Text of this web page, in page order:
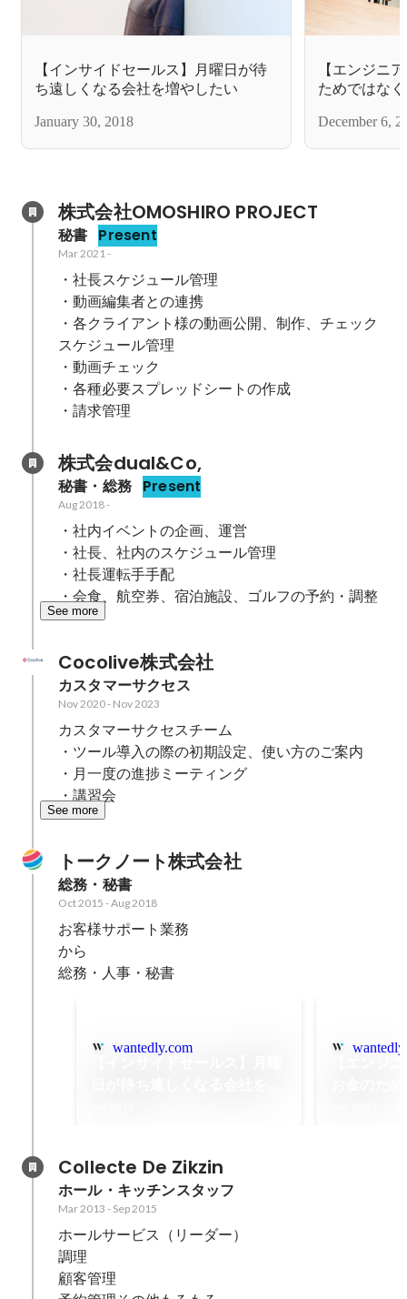
【インサイドセールス】月曜日が待
ち遠しくなる会社を増やしたい
January 30, 2018
【エンジニ
ためではな
December 6,
株式会社OMOSHIRO PROJECT
秘書 Present
Mar 2021 -
・社長スケジュール管理
・動画編集者との連携
・各クライアント様の動画公開、制作、チェック
スケジュール管理
・動画チェック
・各種必要スプレッドシートの作成
・請求管理
株式会dual&Co,
秘書・総務 Present
Aug 2018-
・社内イベントの企画、運営
・社長、社内のスケジュール管理
・社長運転手手配
・会食、航空券、宿泊施設、ゴルフの予約・調整
See more
Cocolive株式会社
カスタマーサクセス
Nov 2020- Nov 2023
カスタマーサクセスチーム
・ツール導入の際の初期設定、使い方のご案内
・月一度の進捗ミーティング
・講習会
See more
トークノート株式会社
総務・秘書
Oct 2015 -Aug 2018
お客様サポート業務
から
wantedly.com
Collecte De Zikzin
ホール・キッチンスタッフ
Mar 2013 - Sep 2015
ホールサービス（リーダー）
調理
顧客管理